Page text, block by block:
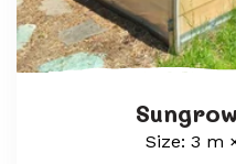
Size: 3 m